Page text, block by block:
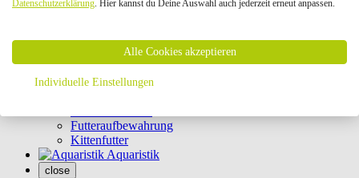
Geschirre & Leinen
Schutznetze
Kippfensterschutz
Katzenkameras
Futternäpfe
Futteraufbewahrung
Kittenfutter
Aquaristik
close
Datenschutzerklärung. Hier kannst du Deine Auswahl auch jederzeit erneut anpassen.
Alle Cookies akzeptieren
Individuelle Einstellungen